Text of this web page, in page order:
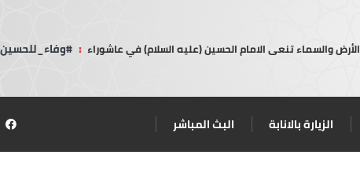
الأرض والسماء تنعى الامام الحسين (عليه السلام) في عاشوراء :
الزيارة بالانابة البث المباشر